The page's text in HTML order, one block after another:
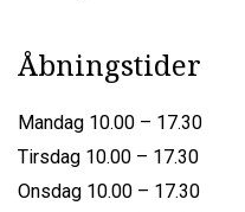
Åbningstider
Mandag 10.00 – 17.30
Tirsdag 10.00 – 17.30
Onsdag 10.00 – 17.30